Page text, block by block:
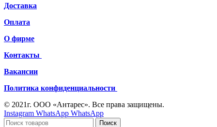
Доставка
Оплата
О фирме
Контакты
Вакансии
Политика конфиденциальности
© 2021г. ООО «Антарес». Все права защищены.
Instagram WhatsApp WhatsApp
Поиск